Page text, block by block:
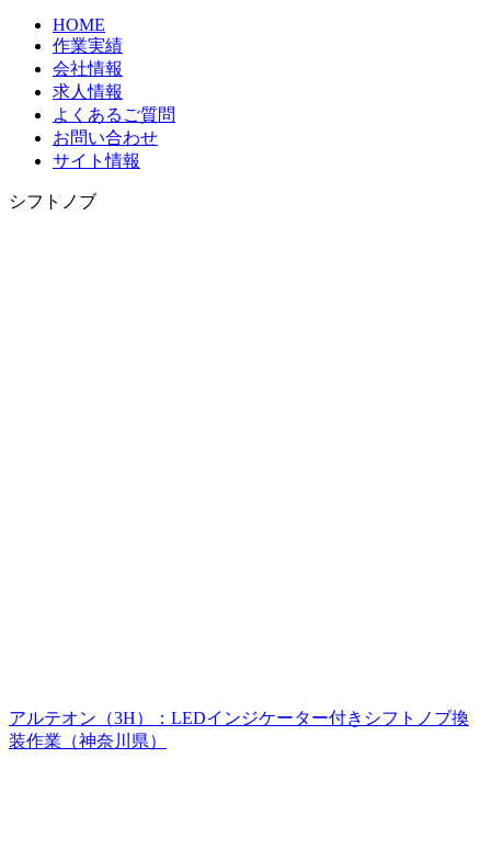
HOME
作業実績
会社情報
求人情報
よくあるご質問
お問い合わせ
サイト情報
シフトノブ
アルテオン（3H）：LEDインジケーター付きシフトノブ換
装作業（神奈川県）